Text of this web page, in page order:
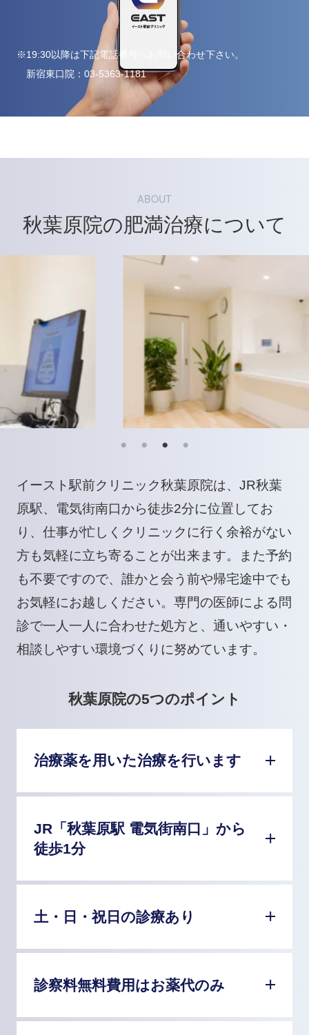
※19:30以降は下記電話番号へお問い合わせ下さい。
新宿東口院： 03-5363-1181
ABOUT
秋葉原院の肥満治療について
イースト駅前クリニック秋葉原院は、JR秋葉
原駅、電気街南口から徒歩2分に位置してお
り、仕事が忙しくクリニックに行く余裕がない
方も気軽に立ち寄ることが出来ます。また予約
も不要ですので、誰かと会う前や帰宅途中でも
お気軽にお越しください。専門の医師による問
診で一人一人に合わせた処方と、通いやすい・
相談しやすい環境づくりに努めています。
秋葉原院の5つのポイント
治療薬を用いた治療を行います
JR「秋葉原駅 電気街南口」から
徒歩1分
土・日・祝日の診療あり
診察料無料費用はお薬代のみ